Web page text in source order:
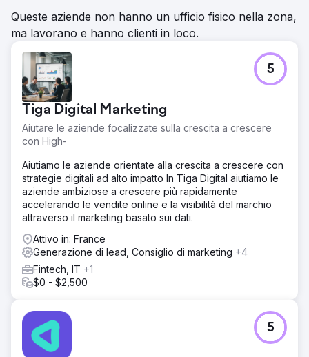
Queste aziende non hanno un ufficio fisico nella zona,
ma lavorano e hanno clienti in loco.
Tiga Digital Marketing
Aiutare le aziende focalizzate sulla crescita a crescere
con High-
5
Aiutiamo le aziende orientate alla crescita a crescere con
strategie digitali ad alto impatto In Tiga Digital aiutiamo le
aziende ambiziose a crescere più rapidamente
accelerando le vendite online e la visibilità del marchio
attraverso il marketing basato sui dati.
Attivo in: France
Generazione di lead, Consiglio di marketing +4
Fintech, IT +1
$0 - $2,500
5